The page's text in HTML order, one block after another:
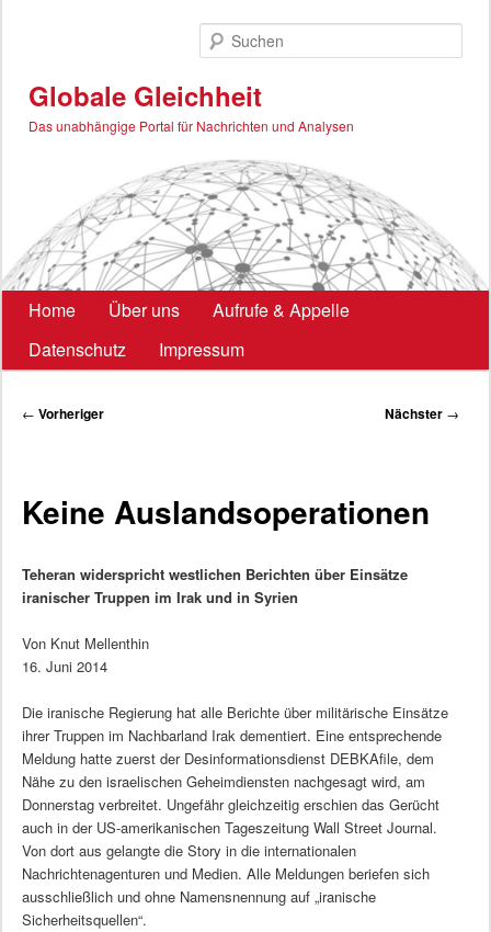
Globale Gleichheit
Das unabhängige Portal für Nachrichten und Analysen
Hauptmenü
Home Über uns
Aufrufe & Appelle
Datenschutz
Impressum
Beitragsnavigation
← Vorheriger Nächster →
Keine Auslandsoperationen
Teheran widerspricht westlichen Berichten über Einsätze
iranischer Truppen im Irak und in Syrien
Von Knut Mellenthin
16. Juni 2014
Die iranische Regierung hat alle Berichte über militärische Einsätze
ihrer Truppen im Nachbarland Irak dementiert. Eine entsprechende
Meldung hatte zuerst der Desinformationsdienst DEBKAfile, dem
Nähe zu den israelischen Geheimdiensten nachgesagt wird, am
Donnerstag verbreitet. Ungefähr gleichzeitig erschien das Gerücht
auch in der US-amerikanischen Tageszeitung Wall Street Journal.
Von dort aus gelangte die Story in die internationalen
Nachrichtenagenturen und Medien. Alle Meldungen beriefen sich
ausschließlich und ohne Namensnennung auf „iranische
Sicherheitsquellen“.